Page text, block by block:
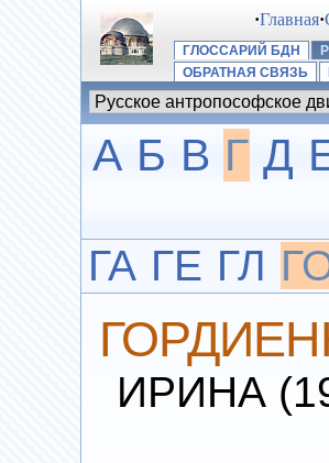
·Главная·
ГЛОССАРИЙ БДН
ОБРАТНАЯ СВЯЗЬ
А Б В Г Д
ГА ГЕ ГЛ
ИРИНА